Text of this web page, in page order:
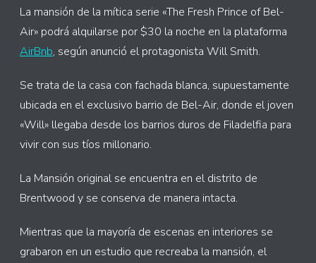
La mansión de la mítica serie «The Fresh Prince of Bel-
Air» podrá alquilarse por $30 la noche en la plataforma
AirBnb, según anunció el protagonista Will Smith.
Se trata de la casa con fachada blanca, supuestamente
ubicada en el exclusivo barrio de Bel-Air, donde el joven
«Will» llegaba desde los barrios duros de Filadelfia para
vivir con sus tíos millonario.
La Mansión original se encuentra en el distrito de
Brentwood y se conserva de manera intacta.
Mientras que la mayoría de escenas en interiores se
grabaron en un estudio que recreaba la mansión, el